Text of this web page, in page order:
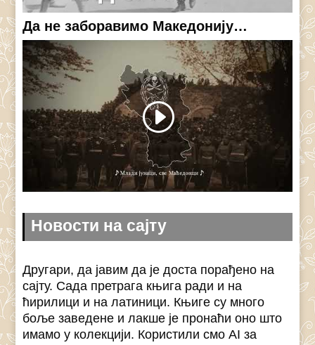
Да не заборавимо Македонију…
Новости на сајту
Другари, да јавим да је доста порађено на
сајту. Сада претрага књига ради и на
ћирилици и на латиници. Књиге су много
боље заведене и лакше је пронаћи оно што
имамо у колекцији. Користили смо AI за